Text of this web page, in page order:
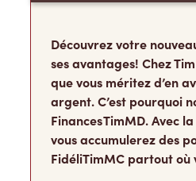
Découvrez votre
ses avantages! Chez
que vous méritez d’en
argent. C’est pourquoi
Finances TimMD. Avec
vous accumulerez des
FidéliTimMC partout où